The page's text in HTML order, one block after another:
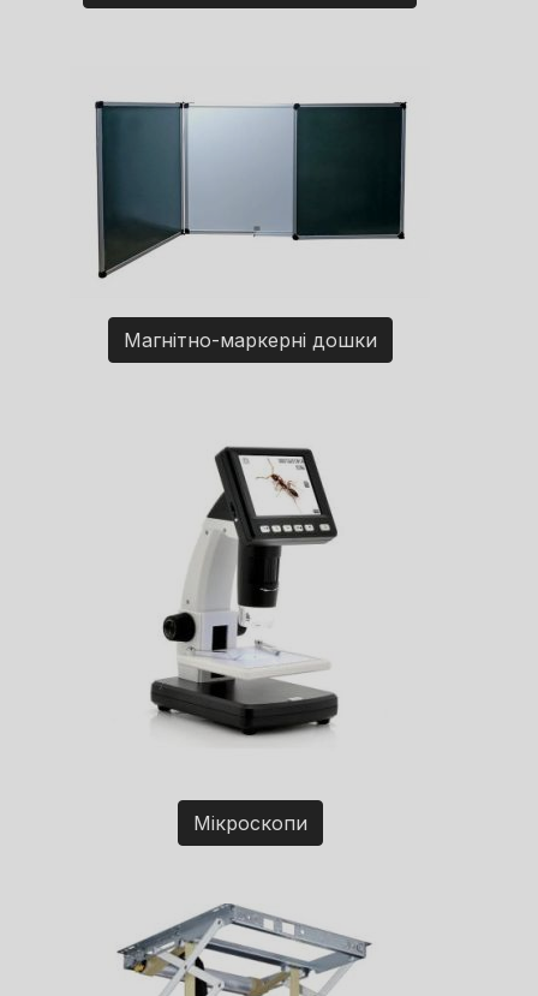
Магнітно-маркерні дошки
Мікроскопи